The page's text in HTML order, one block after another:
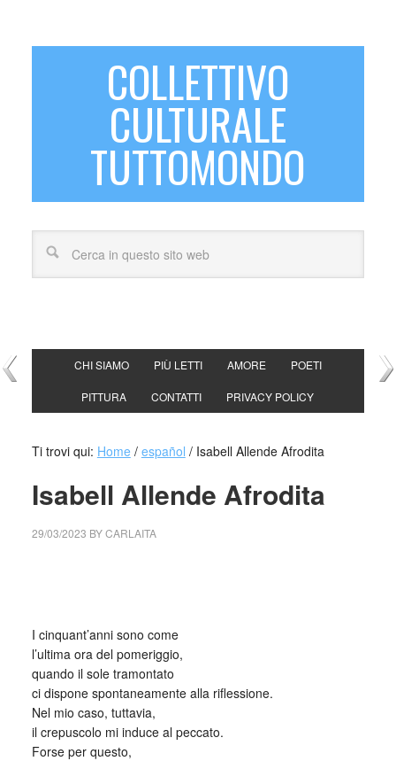
COLLETTIVO
CULTURALE
TUTTOMONDO
CHI SIAMO PIÙ LETTI AMORE POETI
PITTURA CONTATTI PRIVACY POLICY
Ti trovi qui: Home / español /Isabell Allende Afrodita
Isabell Allende Afrodita
29/03/2023 BYCARLAITA
I cinquant’anni sono come
l’ultima ora del pomeriggio,
quando il sole tramontato
ci dispone spontaneamente alla riflessione.
Nel mio caso, tuttavia,
il crepuscolo mi induce al peccato.
Forse per questo,